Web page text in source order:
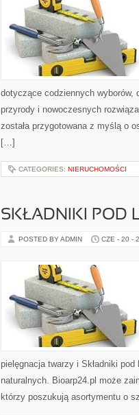
dotyczące codziennych wyborów,
przyrody i nowoczesnych
została przygotowana z myślą o
[…]
CATEGORIES: NIERUCHOMOŚCI
SKŁADNIKI POD
POSTED BY ADMIN CZE - 20 -
pielęgnacja twarzy i Składniki
naturalnych. Bioarp24.pl może
którzy poszukują asortymentu o